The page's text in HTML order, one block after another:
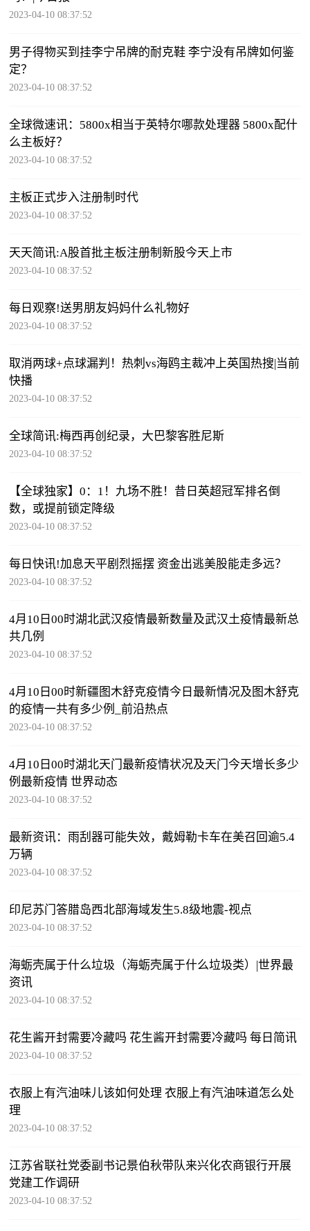
2023-04-10 08:37:52
男子得物买到挂李宁吊牌的耐克鞋 李宁没有吊牌如何鉴
定？
2023-04-10 08:37:52
全球微速讯：5800x相当于英特尔哪款处理器 5800x配什
么主板好？
2023-04-10 08:37:52
主板正式步入注册制时代
2023-04-10 08:37:52
天天简讯:A股首批主板注册制新股今天上市
2023-04-10 08:37:52
每日观察!送男朋友妈妈什么礼物好
2023-04-10 08:37:52
取消两球+点球漏判！热刺vs海鸥主裁冲上英国热搜|当前
快播
2023-04-10 08:37:52
全球简讯:梅西再创纪录，大巴黎客胜尼斯
2023-04-10 08:37:52
【全球独家】0：1！九场不胜！昔日英超冠军排名倒
数，或提前锁定降级
2023-04-10 08:37:52
每日快讯!加息天平剧烈摇摆 资金出逃美股能走多远？
2023-04-10 08:37:52
4月10日00时湖北武汉疫情最新数量及武汉土疫情最新总
共几例
2023-04-10 08:37:52
4月10日00时新疆图木舒克疫情今日最新情况及图木舒克
的疫情一共有多少例_前沿热点
2023-04-10 08:37:52
4月10日00时湖北天门最新疫情状况及天门今天增长多少
例最新疫情 世界动态
2023-04-10 08:37:52
最新资讯：雨刮器可能失效，戴姆勒卡车在美召回逾5.4
万辆
2023-04-10 08:37:52
印尼苏门答腊岛西北部海域发生5.8级地震-视点
2023-04-10 08:37:52
海蛎壳属于什么垃圾（海蛎壳属于什么垃圾类）|世界最
资讯
2023-04-10 08:37:52
花生酱开封需要冷藏吗 花生酱开封需要冷藏吗 每日简讯
2023-04-10 08:37:52
衣服上有汽油味儿该如何处理 衣服上有汽油味道怎么处
理
2023-04-10 08:37:52
江苏省联社党委副书记景伯秋带队来兴化农商银行开展
党建工作调研
2023-04-10 08:37:52